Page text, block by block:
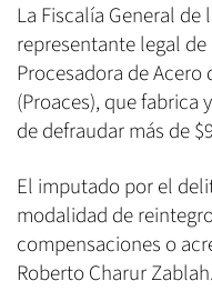
La Fiscalía General de
representante legal
Procesadora de Acero
(Proaces), que fabrica
de defraudar más de
El imputado por el
modalidad de
compensaciones o
Roberto Charur Zablah.